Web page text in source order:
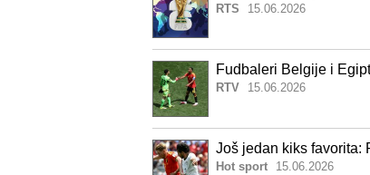
RTS 15.06.2026
Fudbaleri Belgije i
RTV 15.06.2026
Još jedan kiks favorita:
Hot sport 15.06.2026